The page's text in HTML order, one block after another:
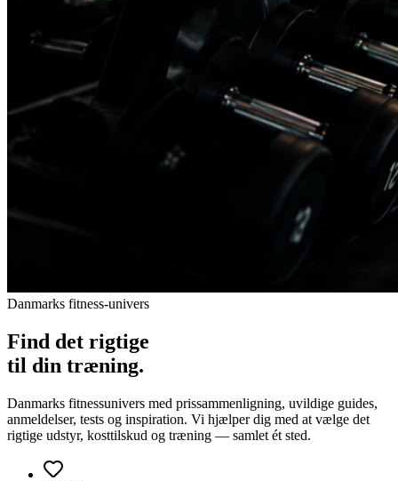
Danmarks fitness-univers
Find det rigtige
til din træning.
Danmarks fitnessunivers med prissammenligning, uvildige guides,
anmeldelser, tests og inspiration. Vi hjælper dig med at vælge det
rigtige udstyr, kosttilskud og træning — samlet ét sted.